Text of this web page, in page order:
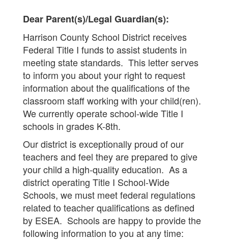
Know
Information
Dear Parent(s)/Legal Guardian(s):
Harrison County School District receives
Federal Title I funds to assist students in
meeting state standards. This letter serves
to inform you about your right to request
information about the qualifications of the
classroom staff working with your child(ren).
We currently operate school-wide Title I
schools in grades K-8th.
Our district is exceptionally proud of our
teachers and feel they are prepared to give
your child a high-quality education. As a
district operating Title I School-Wide
Schools, we must meet federal regulations
related to teacher qualifications as defined
by ESEA. Schools are happy to provide the
following information to you at any time: